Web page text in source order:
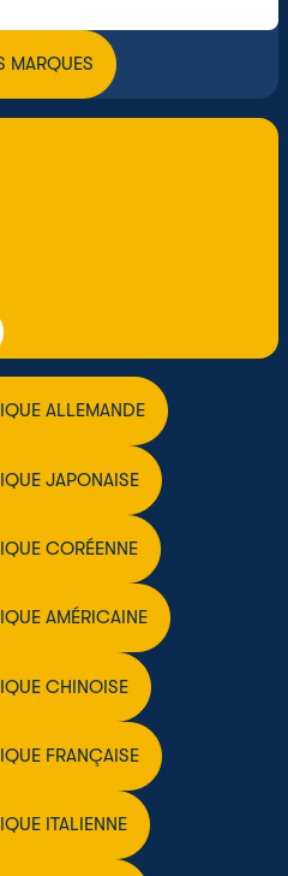
MARQUES
ALLEMANDE
JAPONAISE
CORÉENNE
AMÉRICAINE
CHINOISE
FRANÇAISE
ITALIENNE